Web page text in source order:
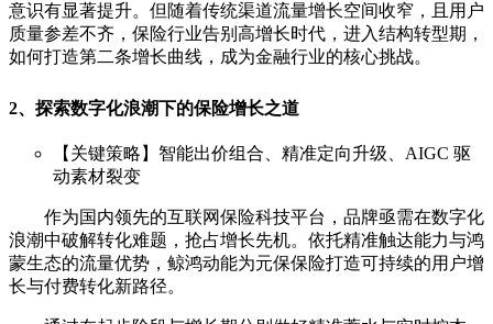
意识有显著提升。但随着传统渠道流量增长空间收窄，且用户
质量参差不齐，保险行业告别高增长时代，进入结构转型期，
如何打造第二条增长曲线，成为金融行业的核心挑战。
2、探索数字化浪潮下的保险增长之道
【关键策略】智能出价组合、精准定向升级、AIGC 驱
动素材裂变
作为国内领先的互联网保险科技平台，品牌亟需在数字化
浪潮中破解转化难题，抢占增长先机。依托精准触达能力与鸿
蒙生态的流量优势，鲸鸿动能为元保保险打造可持续的用户增
长与付费转化新路径。